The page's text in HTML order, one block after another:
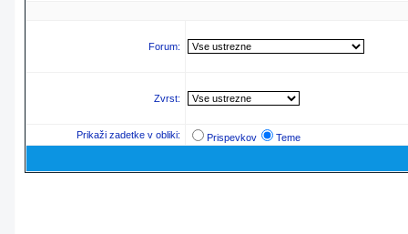
Forum:
Zvrst:
Prikaži zadetke v obliki: Prispevkov Teme